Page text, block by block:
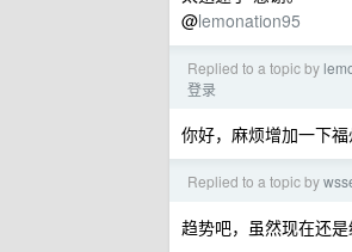
@lemonation95
Replied to a topic by
登录
你好，麻烦增加一下
Replied to a topic by
趋势吧，虽然现在还